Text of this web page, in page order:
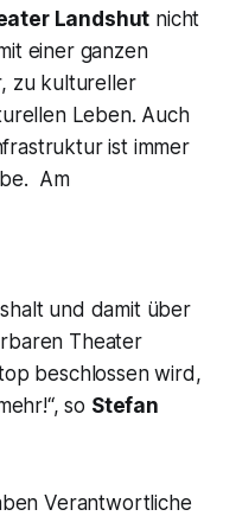
Landshut nicht
einer ganzen
zu kultureller
Leben. Auch
ist immer
Am
und damit über
Theater
beschlossen wird,
“, so Stefan
Verantwortliche